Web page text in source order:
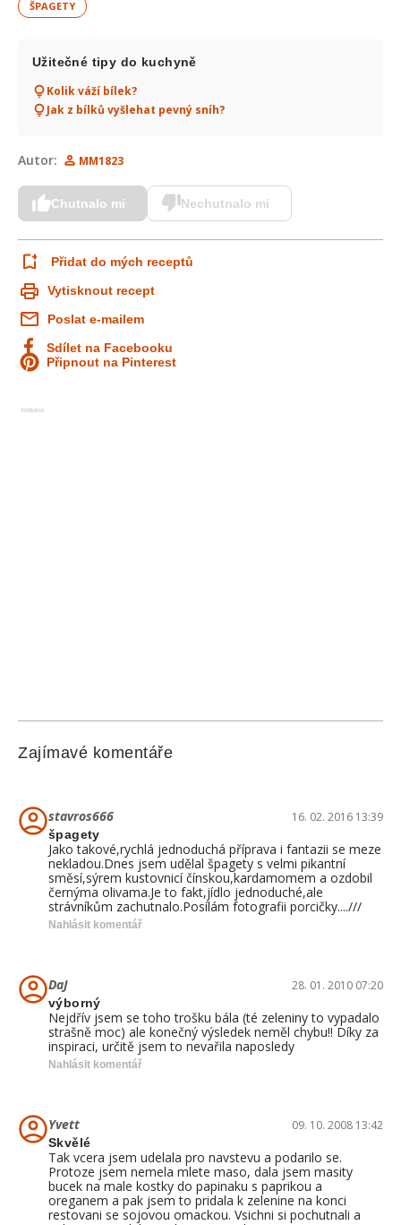
ŠPAGETY
Užitečné tipy do kuchyně
Kolik váží bílek?
Jak z bílků vyšlehat pevný sníh?
Autor: MM1823
Chutnalo mi Nechutnalo mi
Přidat do mých receptů
Vytisknout recept
Poslat e-mailem
Sdílet na Facebooku
Připnout na Pinterest
Reklama
Zajímavé komentáře
stavros666 16. 02. 2016 13:39
špagety
Jako takové,rychlá jednoduchá příprava i fantazii se meze
nekladou.Dnes jsem udělal špagety s velmi pikantní
směsí,sýrem kustovnicí čínskou,kardamomem a ozdobil
černýma olivama.Je to fakt,jídlo jednoduché,ale
strávníkům zachutnalo.Posílám fotografii porcičky....///
Nahlásit komentář
DaJ 28. 01. 2010 07:20
výborný
Nejdřív jsem se toho trošku bála (té zeleniny to vypadalo
strašně moc) ale konečný výsledek neměl chybu!! Díky za
inspiraci, určitě jsem to nevařila naposledy
Nahlásit komentář
Yvett 09. 10. 2008 13:42
Skvělé
Tak vcera jsem udelala pro navstevu a podarilo se.
Protoze jsem nemela mlete maso, dala jsem masity
bucek na male kostky do papinaku s paprikou a
oreganem a pak jsem to pridala k zelenine na konci
restovani se sojovou omackou. Vsichni si pochutnali a